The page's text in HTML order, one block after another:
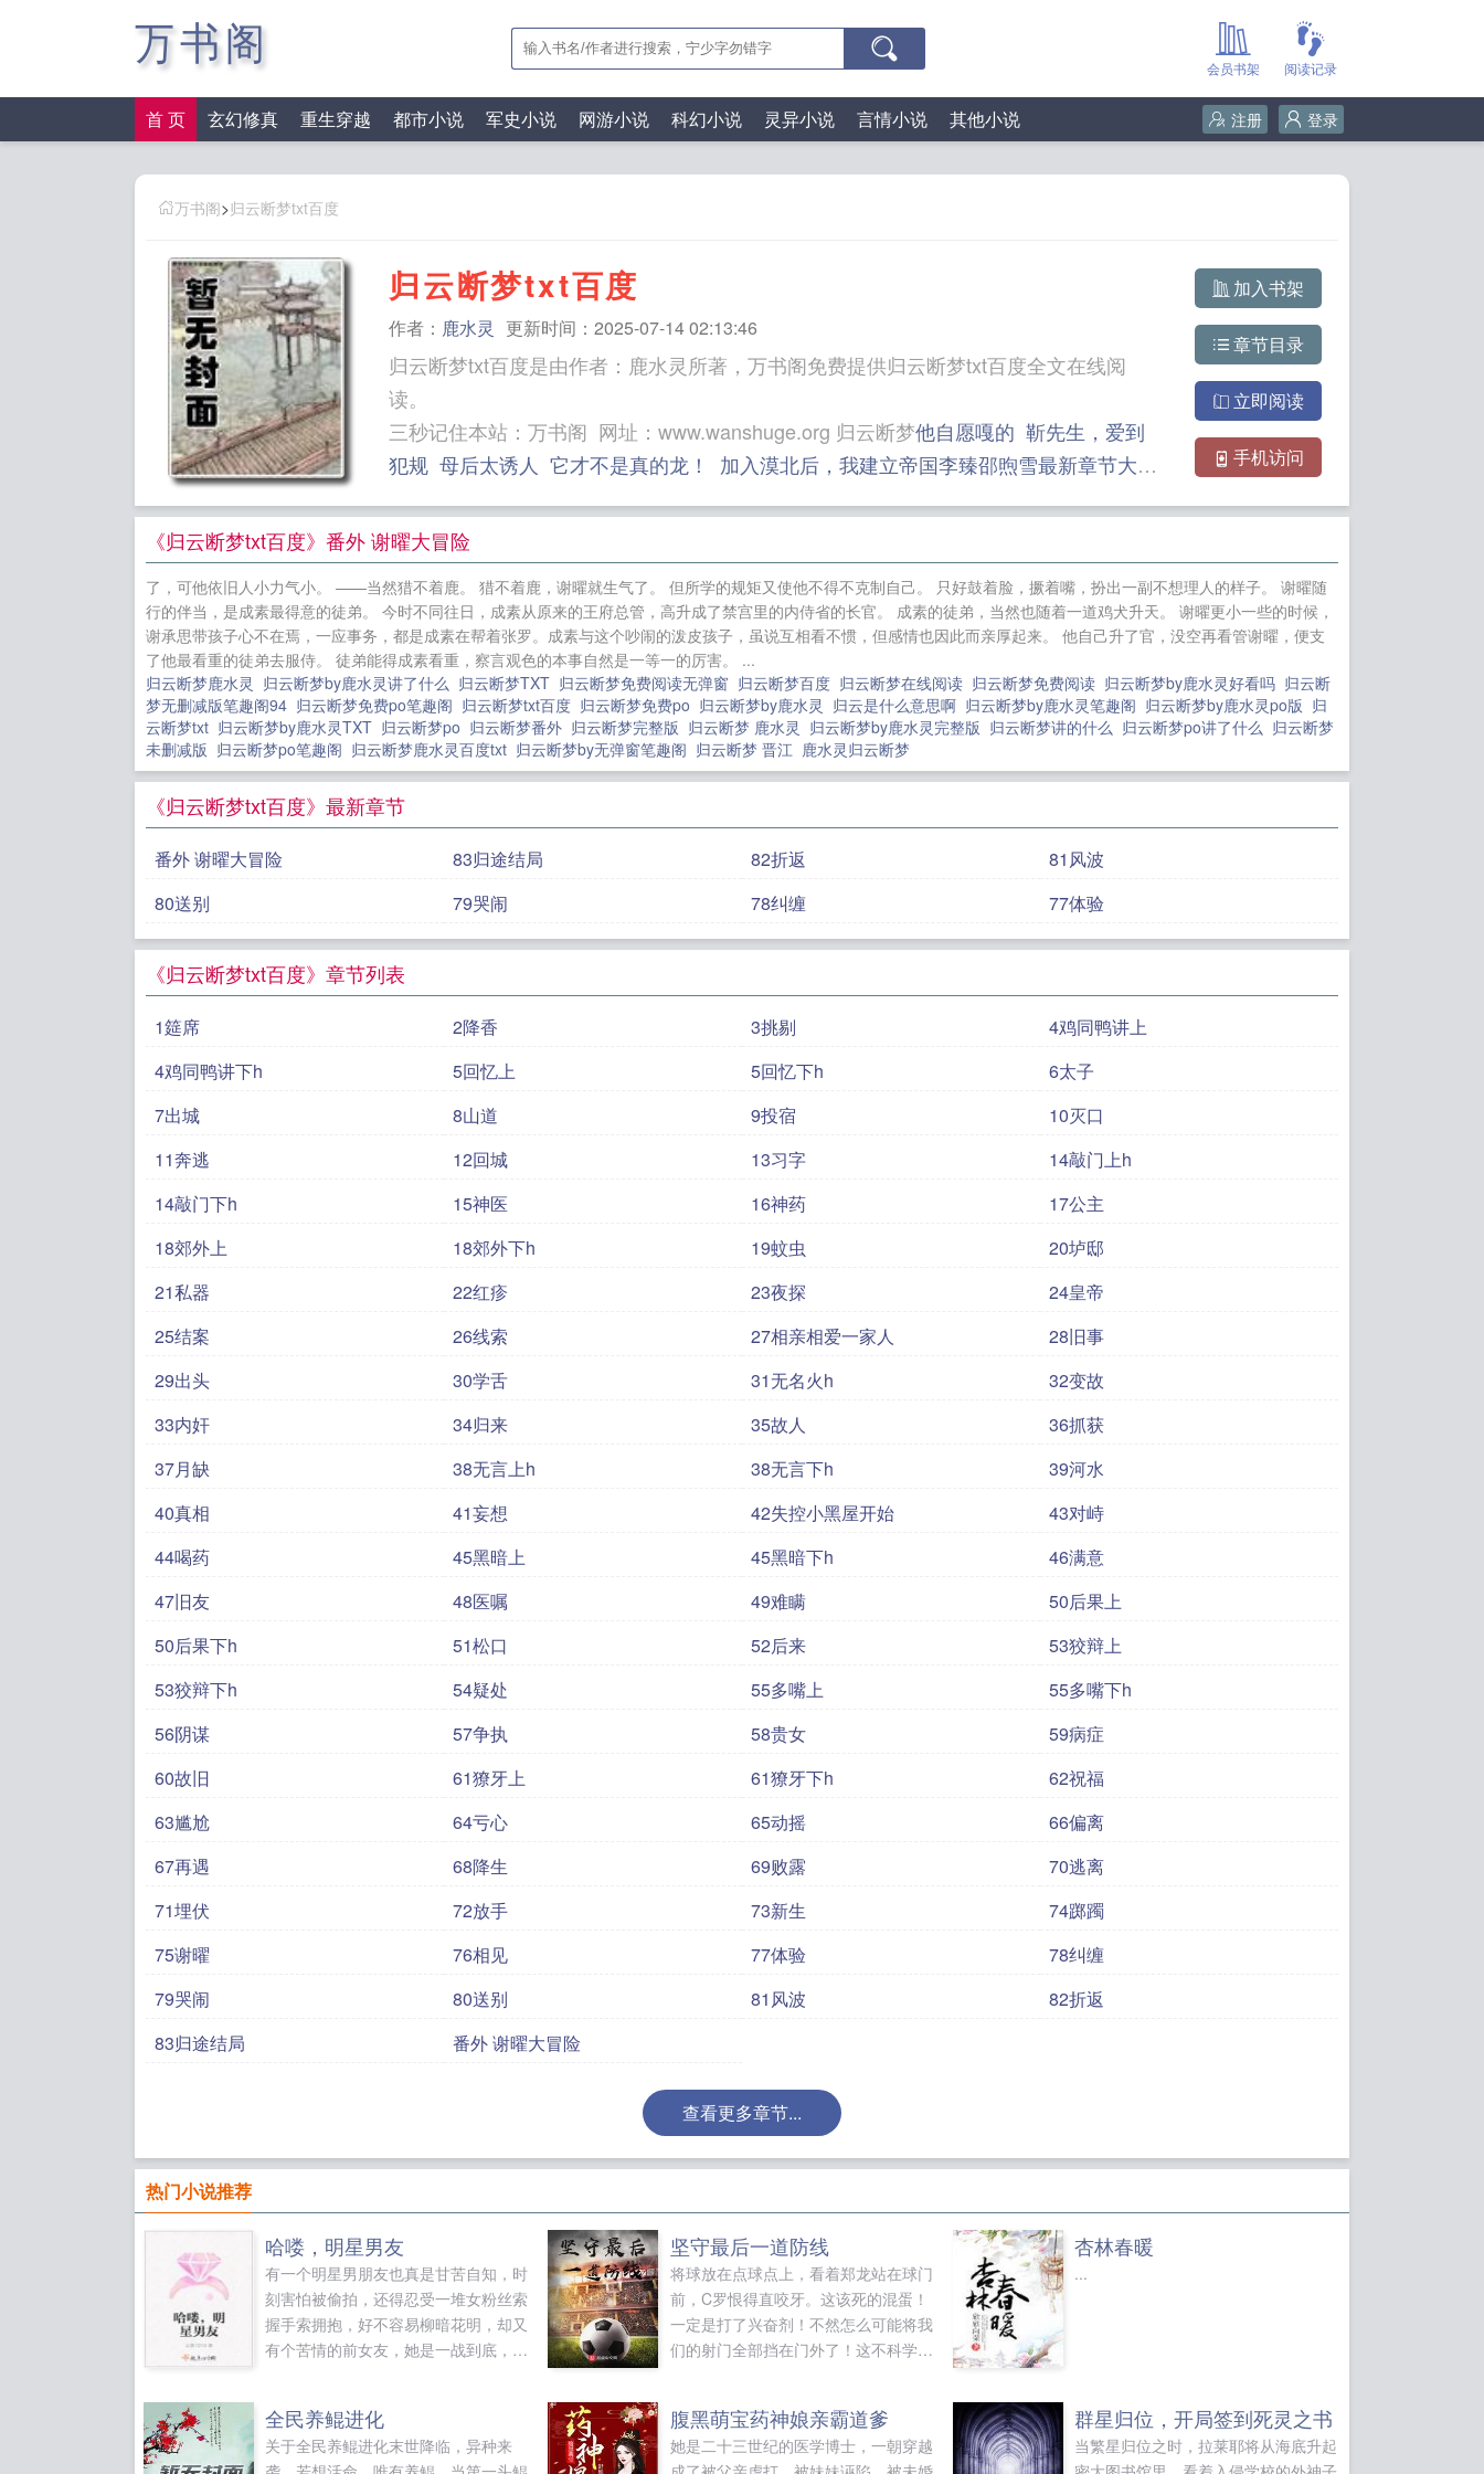
万书阁 阅读记录
会员书架
首 页 玄幻修真 重生穿越 都市小说 军史小说 网游小说 科幻小说 灵异小说 言情小说 其他小说 登录
注册
万书阁>归云断梦txt百度
归云断梦txt百度
作者： 鹿水灵 更新时间：2025-07-14 02:13:46
归云断梦txt百度是由作者：鹿水灵所著，万书阁免费提供归云断梦txt百度全文在线阅
读。
三秒记住本站：万书阁 网址：www.wanshuge.org 归云断梦他自愿嘎的 靳先生，爱到
犯规 母后太诱人 它才不是真的龙！
加入漠北后，我建立帝国李臻邵煦雪最新章节大
全 穿越异世：原始部落种种田
真香日常 加入漠北后，我建立帝国李臻邵煦雪小说最新章节免费阅读 逆熵纪元：废土
弦音 李臻邵煦雪加入漠北后，我建立帝国小说最新章节免费阅读 卖身 玫瑰沦陷 一枝
春 好想(兄妹骨科 1v1) 李臻邵煦雪小说最新章节免费阅读
加入书架
章节目录
立即阅读
手机访问
《归云断梦txt百度》番外 谢曜大冒险
了，可他依旧人小力气小。 ——当然猎不着鹿。 猎不着鹿，谢曜就生气了。 但所学的规矩又使他不得不克制自己。 只好鼓着脸，撅着嘴，扮出一副不想理人的样子。 谢曜随
行的伴当，是成素最得意的徒弟。 今时不同往日，成素从原来的王府总管，高升成了禁宫里的内侍省的长官。 成素的徒弟，当然也随着一道鸡犬升天。 谢曜更小一些的时候，
谢承思带孩子心不在焉，一应事务，都是成素在帮着张罗。成素与这个吵闹的泼皮孩子，虽说互相看不惯，但感情也因此而亲厚起来。 他自己升了官，没空再看管谢曜，便支
了他最看重的徒弟去服侍。 徒弟能得成素看重，察言观色的本事自然是一等一的厉害。 ...
归云断梦鹿水灵 归云断梦by鹿水灵讲了什么 归云断梦TXT 归云断梦免费阅读无弹窗 归云断梦百度 归云断梦在线阅读 归云断梦免费阅读 归云断梦by鹿水灵好看吗 归云断
梦无删减版笔趣阁94 归云断梦免费po笔趣阁 归云断梦txt百度 归云断梦免费po 归云断梦by鹿水灵 归云是什么意思啊 归云断梦by鹿水灵笔趣阁 归云断梦by鹿水灵po版 归
云断梦txt 归云断梦by鹿水灵TXT 归云断梦po 归云断梦番外 归云断梦完整版 归云断梦 鹿水灵 归云断梦by鹿水灵完整版 归云断梦讲的什么 归云断梦po讲了什么 归云断梦
未删减版 归云断梦po笔趣阁 归云断梦鹿水灵百度txt 归云断梦by无弹窗笔趣阁 归云断梦 晋江 鹿水灵归云断梦
《归云断梦txt百度》最新章节
番外 谢曜大冒险 83归途结局 82折返
81风波
80送别
79哭闹 78纠缠 77体验
《归云断梦txt百度》章节列表
1筵席 2降香 3挑剔
4鸡同鸭讲上
4鸡同鸭讲下h
5回忆上 5回忆下h
6太子
7出城
8山道 9投宿
10灭口
11奔逃
12回城 13习字
14敲门上h
14敲门下h
15神医 16神药
17公主
18郊外上
18郊外下h 19蚊虫
20垆邸
21私器
22红疹 23夜探
24皇帝
25结案
26线索 27相亲相爱一家人
28旧事
29出头
30学舌 31无名火h
32变故
33内奸
34归来 35故人
36抓获
37月缺
38无言上h 38无言下h
39河水
40真相
41妄想 42失控小黑屋开始
43对峙
44喝药
45黑暗上 45黑暗下h
46满意
47旧友
48医嘱 49难瞒
50后果上
50后果下h
51松口 52后来
53狡辩上
53狡辩下h
54疑处 55多嘴上
55多嘴下h
56阴谋
57争执 58贵女
59病症
60故旧
61獠牙上 61獠牙下h
62祝福
63尴尬
64亏心 65动摇
66偏离
67再遇
68降生 69败露
70逃离
71埋伏
72放手 73新生
74踯躅
75谢曜
76相见 77体验
78纠缠
79哭闹
80送别 81风波
82折返
83归途结局
番外 谢曜大冒险
查看更多章节...
热门小说推荐
哈喽，明星男友
有一个明星男朋友也真是甘苦自知，时
刻害怕被偷拍，还得忍受一堆女粉丝索
握手索拥抱，好不容易柳暗花明，却又
有个苦情的前女友，她是一战到底，还
坚守最后一道防线
将球放在点球点上，看着郑龙站在球门
前，C罗恨得直咬牙。这该死的混蛋！
一定是打了兴奋剂！不然怎么可能将我
们的射门全部挡在门外了！这不科学！
奋剂。不然不科学！如果您喜欢坚守最
后一道防线，别忘记分享给朋友...
杏林春暖
...
全民养鲲进化
关于全民养鲲进化末世降临，异种来
腹黑萌宝药神娘亲霸道爹
她是二十三世纪的医学博士，一朝穿越
群星归位，开局签到死灵之书
当繁星归位之时，拉莱耶将从海底升起